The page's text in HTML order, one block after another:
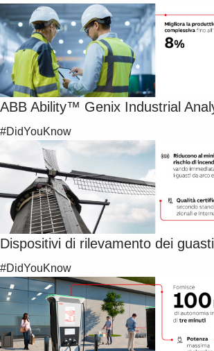
ABB Ability™ Genix Industrial
#DidYouKnow
Dispositivi di rilevamento dei
#DidYouKnow